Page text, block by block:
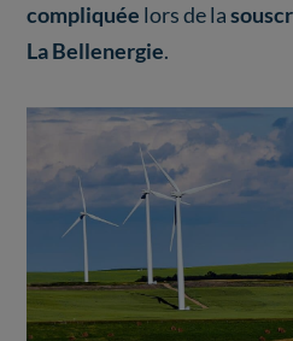
compliquée lors de la
La Bellenergie.